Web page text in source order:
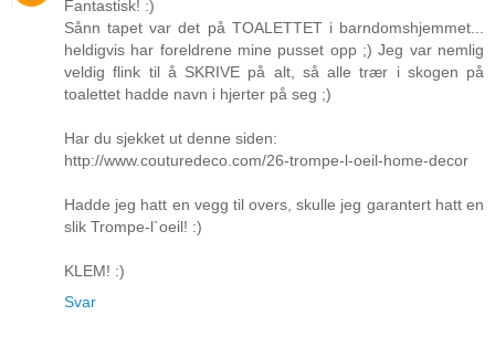
Fantastisk! :)
Sånn tapet var det på TOALETTET i barndomshjemmet...
heldigvis har foreldrene mine pusset opp ;) Jeg var nemlig
veldig flink til å SKRIVE på alt, så alle trær i skogen på
toalettet hadde navn i hjerter på seg ;)
Har du sjekket ut denne siden:
http://www.couturedeco.com/26-trompe-l-oeil-home-decor
Hadde jeg hatt en vegg til overs, skulle jeg garantert hatt en
slik Trompe-l`oeil! :)
KLEM! :)
Svar